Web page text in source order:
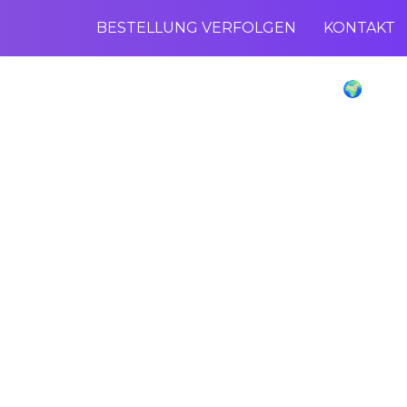
BESTELLUNG VERFOLGEN KONTAKT
Poliglu Language Translator Device 🌍